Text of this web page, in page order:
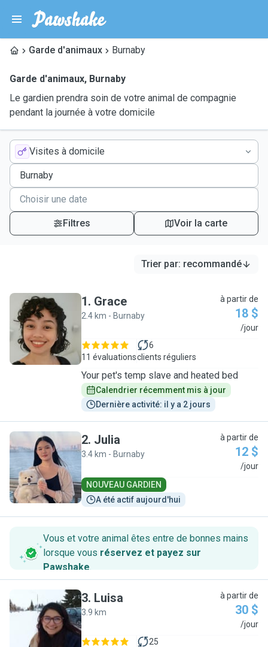
Garde d'animaux Burnaby
Garde d'animaux, Burnaby
Le gardien prendra soin de votre animal de compagnie
pendant la journée à votre domicile
Visites à domicile
Filtres Voir la carte
Trier par: recommandé
G
1. Grace
2.4 km - Burnaby
à partir de
18 $
/jour
11 évaluations
6
clients réguliers
Your pet's temp slave and heated bed
Calendrier récemment mis à jour
Dernière activité: il y a 2 jours
J
2. Julia
3.4 km - Burnaby
à partir de
12 $
/jour
NOUVEAU GARDIEN
A été actif aujourd'hui
Vous et votre animal êtes entre de bonnes mains
lorsque vous réservez et payez sur
Pawshake.
L
3. Luisa
3.9 km
à partir de
30 $
/jour
25